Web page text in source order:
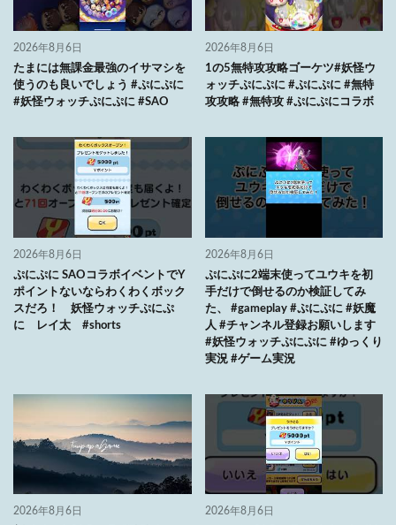
2026年8月6日
たまには無課金最強のイサマシを
使うのも良いでしょう #ぷにぷに
#妖怪ウォッチぷにぷに #SAO
2026年8月6日
1の5無特攻攻略ゴーケツ#妖怪ウ
ォッチぷにぷに #ぷにぷに #無特
攻攻略 #無特攻 #ぷにぷにコラボ
2026年8月6日
ぷにぷに SAOコラボイベントでY
ポイントないならわくわくボック
スだろ！ 妖怪ウォッチぷにぷ
に レイ太 #shorts
2026年8月6日
ぷにぷに2端末使ってユウキを初
手だけで倒せるのか検証してみ
た、 #gameplay #ぷにぷに #妖魔
人 #チャンネル登録お願いします
#妖怪ウォッチぷにぷに #ゆっくり
実況 #ゲーム実況
2026年8月6日 2026年8月6日